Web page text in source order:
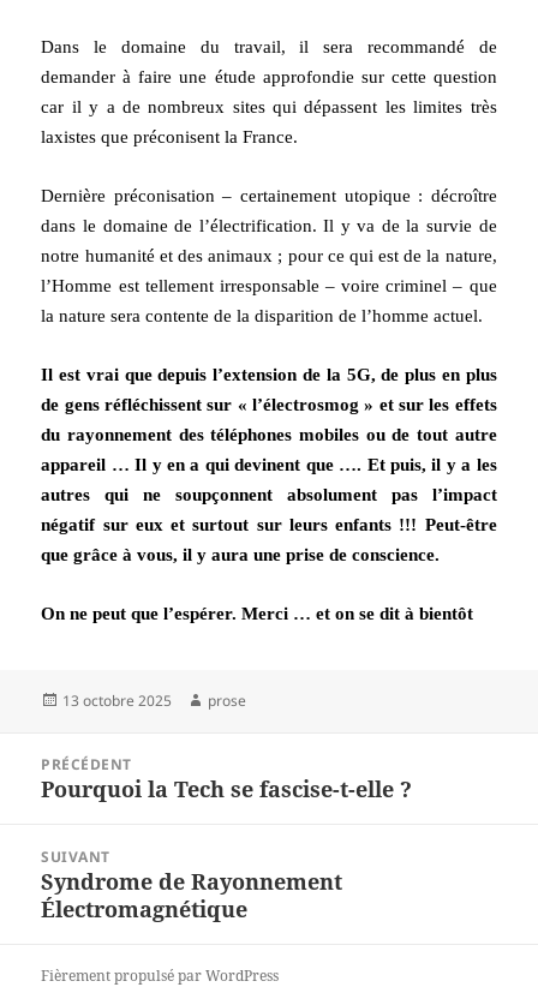
Dans le domaine du travail, il sera recommandé de
demander à faire une étude approfondie sur cette question
car il y a de nombreux sites qui dépassent les limites très
laxistes que préconisent la France.
Dernière préconisation – certainement utopique : décroître
dans le domaine de l’électrification. Il y va de la survie de
notre humanité et des animaux ; pour ce qui est de la nature,
l’Homme est tellement irresponsable – voire criminel – que
la nature sera contente de la disparition de l’homme actuel.
Il est vrai que depuis l’extension de la 5G, de plus en plus
de gens réfléchissent sur « l’électrosmog » et sur les effets
du rayonnement des téléphones mobiles ou de tout autre
appareil … Il y en a qui devinent que …. Et puis, il y a les
autres qui ne soupçonnent absolument pas l’impact
négatif sur eux et surtout sur leurs enfants !!! Peut-être
que grâce à vous, il y aura une prise de conscience.
On ne peut que l’espérer. Merci … et on se dit à bientôt
Publié
13 octobre 2025 Auteur
prose
l’article
PRÉCÉDENT
Article
Pourquoi la Tech se fascise-t-elle ?
SUIVANT
Article
suivant :
Syndrome de Rayonnement
Électromagnétique
Fièrement propulsé par WordPress